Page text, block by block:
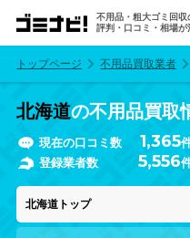
不用品・粗大ゴミ回収
評判・口コミ・相場が
トップページ 不用品買取業者
北海道の不用品買取
現在の口コミ数 1,365
登録業者数
5,556
北海道トップ